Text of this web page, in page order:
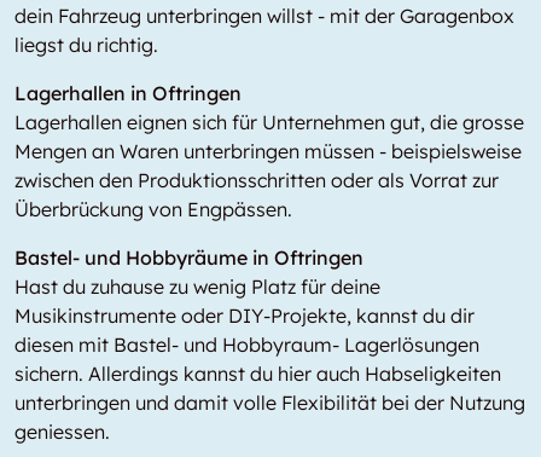
dein Fahrzeug unterbringen willst - mit der Garagenbox
liegst du richtig.
Lagerhallen in Oftringen
Lagerhallen eignen sich für Unternehmen gut, die grosse
Mengen an Waren unterbringen müssen - beispielsweise
zwischen den Produktionsschritten oder als Vorrat zur
Überbrückung von Engpässen.
Bastel- und Hobbyräume in Oftringen
Hast du zuhause zu wenig Platz für deine
Musikinstrumente oder DIY-Projekte, kannst du dir
diesen mit Bastel- und Hobbyraum- Lagerlösungen
sichern. Allerdings kannst du hier auch Habseligkeiten
unterbringen und damit volle Flexibilität bei der Nutzung
geniessen.